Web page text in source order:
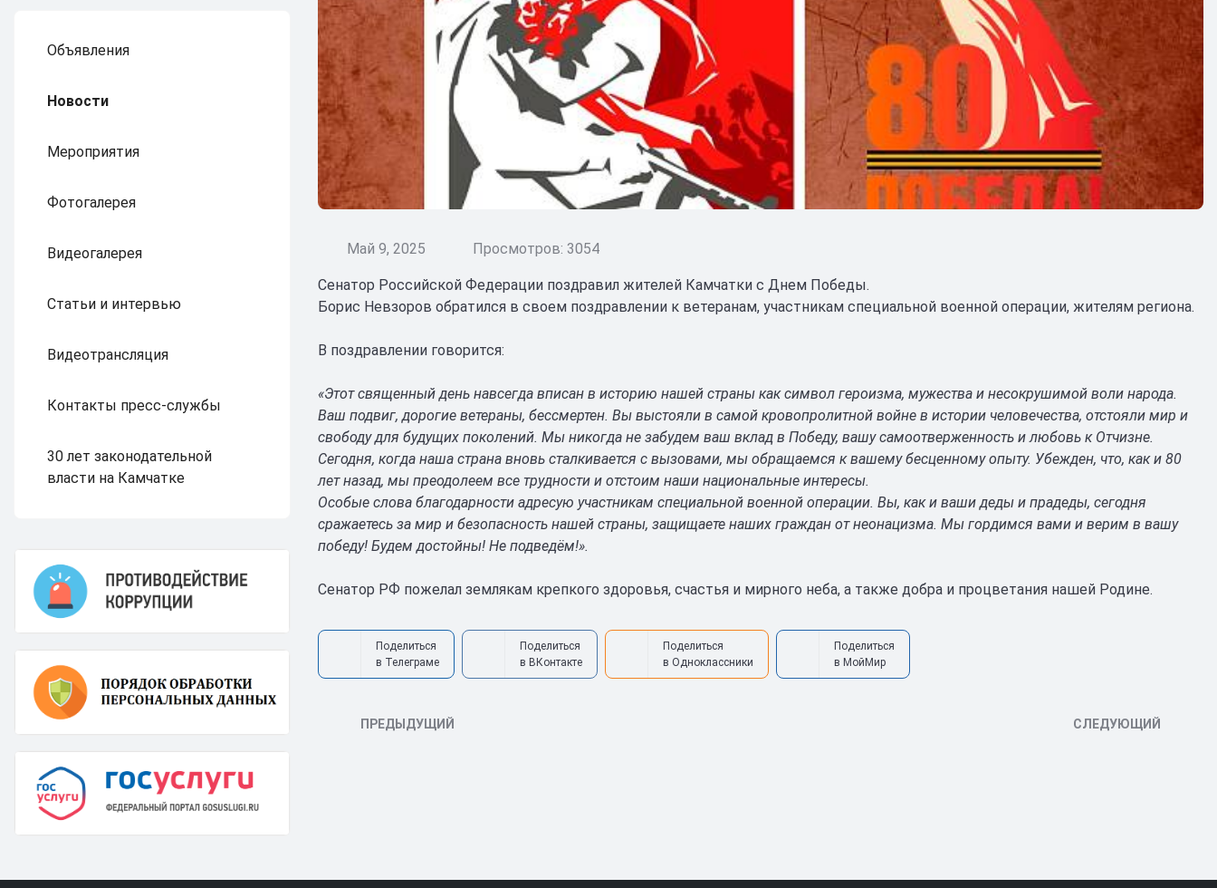
Объявления
Новости
Мероприятия
Фотогалерея
Видеогалерея
Статьи и интервью
Видеотрансляция
Контакты пресс-службы
30 лет законодательной
власти на Камчатке
Май 9, 2025 Просмотров: 3054
Сенатор Российской Федерации поздравил жителей Камчатки с Днем Победы.
Борис Невзоров обратился в своем поздравлении к ветеранам, участникам специальной военной операции, жителям региона.
В поздравлении говорится:
«Этот священный день навсегда вписан в историю нашей страны как символ героизма, мужества и несокрушимой воли народа.
Ваш подвиг, дорогие ветераны, бессмертен. Вы выстояли в самой кровопролитной войне в истории человечества, отстояли мир и
свободу для будущих поколений. Мы никогда не забудем ваш вклад в Победу, вашу самоотверженность и любовь к Отчизне.
Сегодня, когда наша страна вновь сталкивается с вызовами, мы обращаемся к вашему бесценному опыту. Убежден, что, как и 80
лет назад, мы преодолеем все трудности и отстоим наши национальные интересы.
Особые слова благодарности адресую участникам специальной военной операции. Вы, как и ваши деды и прадеды, сегодня
сражаетесь за мир и безопасность нашей страны, защищаете наших граждан от неонацизма. Мы гордимся вами и верим в вашу
победу! Будем достойны! Не подведём!».
Сенатор РФ пожелал землякам крепкого здоровья, счастья и мирного неба, а также добра и процветания нашей Родине.
Поделиться
в Телеграме
Поделиться
в ВКонтакте
Поделиться
в Одноклассники
Поделиться
в МойМир
ПРЕДЫДУЩИЙ СЛЕДУЮЩИЙ